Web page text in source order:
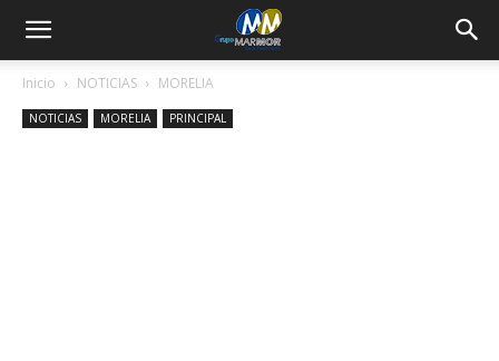
Inicio NOTICIAS MORELIA
NOTICIAS MORELIA PRINCIPAL